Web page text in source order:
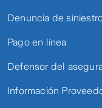
Denuncia de
Pago en línea
Defensor del
Información